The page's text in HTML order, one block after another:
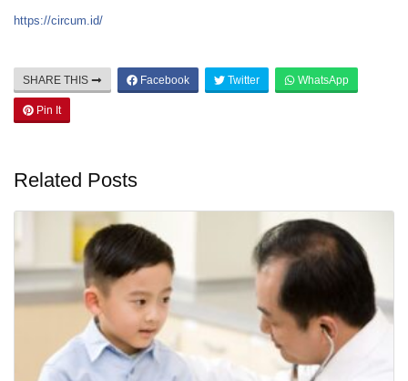
https://circum.id/
SHARE THIS Facebook Twitter WhatsApp
Pin It
Related Posts